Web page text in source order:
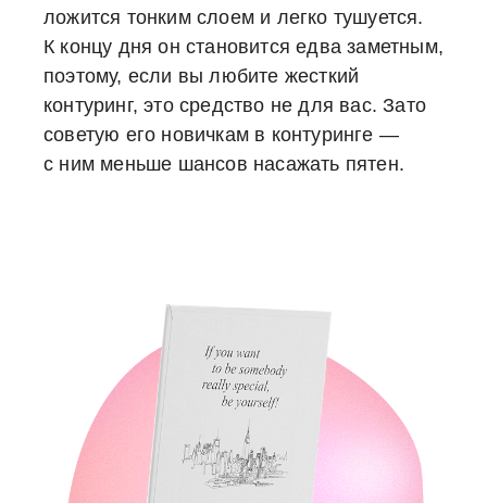
ложится тонким слоем и легко тушуется.
К концу дня он становится едва заметным,
поэтому, если вы любите жесткий
контуринг, это средство не для вас. Зато
советую его новичкам в контуринге —
с ним меньше шансов насажать пятен.